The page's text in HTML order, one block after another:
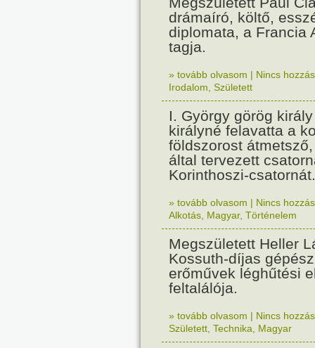
drámaíró, költő,
diplomata, a Francia
tagja.
» tovább olvasom | Nincs
Irodalom Született
I. György görög
királyné felavatta a
földszorost
által tervezett
Korinthoszi-csatornát.
» tovább olvasom | Nincs
Alkotás Magyar, Történelem
Megszületett Heller
Kossuth-díjas
erőművek léghűtési
feltalálója.
» tovább olvasom | Nincs
Született Technika Magyar